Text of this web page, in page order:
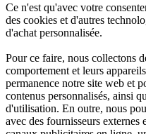
Ce n'est qu'avec votre
des cookies et d'autres
d'achat personnalisée.
Pour ce faire, nous collectons
comportement et leurs
permanence notre site web et
contenus personnalisés, ainsi
d'utilisation. En outre, nous
avec des fournisseurs